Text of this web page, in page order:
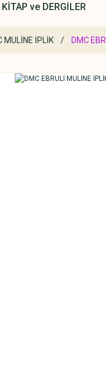
KİTAP ve DERGİLER
MULİNE İPLİK DMC